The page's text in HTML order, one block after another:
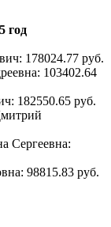
год
178024.77 руб.
103402.64
182550.65 руб.
Сергеевна:
98815.83 руб.